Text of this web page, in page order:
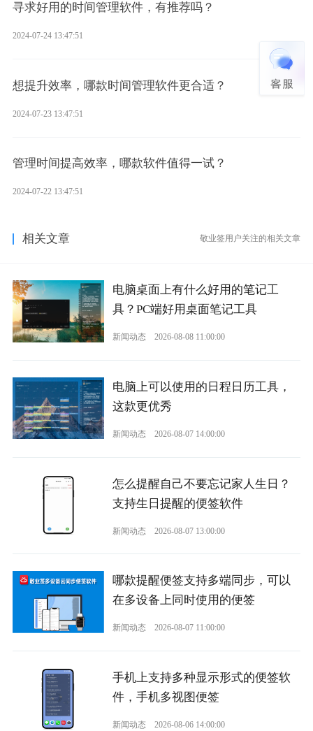
寻求好用的时间管理软件，有推荐吗？
2024-07-24 13:47:51
想提升效率，哪款时间管理软件更合适？
2024-07-23 13:47:51
管理时间提高效率，哪款软件值得一试？
2024-07-22 13:47:51
相关文章 敬业签用户关注的相关文章
电脑桌面上有什么好用的笔记工
具？PC端好用桌面笔记工具
新闻动态 2026-08-08 11:00:00
电脑上可以使用的日程日历工具，
这款更优秀
新闻动态 2026-08-07 14:00:00
怎么提醒自己不要忘记家人生日？
支持生日提醒的便签软件
新闻动态 2026-08-07 13:00:00
哪款提醒便签支持多端同步，可以
在多设备上同时使用的便签
新闻动态 2026-08-07 11:00:00
手机上支持多种显示形式的便签软
件，手机多视图便签
新闻动态 2026-08-06 14:00:00